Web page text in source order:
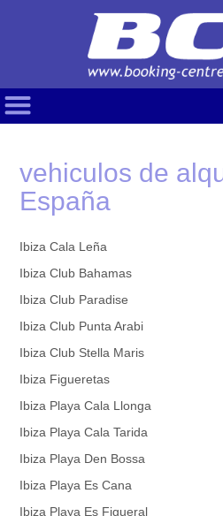
vehiculos de
España
Ibiza Cala Leña
Ibiza Club Bahamas
Ibiza Club Paradise
Ibiza Club Punta Arabi
Ibiza Club Stella Maris
Ibiza Figueretas
Ibiza Playa Cala Llonga
Ibiza Playa Cala Tarida
Ibiza Playa Den Bossa
Ibiza Playa Es Cana
Ibiza Playa Es Figueral